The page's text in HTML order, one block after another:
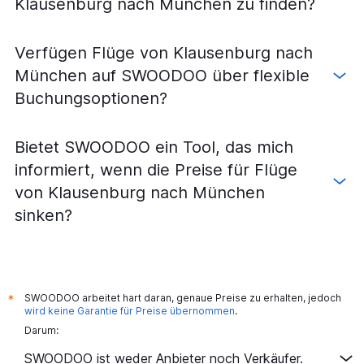
Flüge von Hermannstadt nach München
Flüge von Großwardein nach München
Flüge von Hermannstadt nach Memmingen
Flüge von Klausenburg nach Memmingen
Flüge von Klausenburg nach Weeze, Niederrhein
Flüge von Iași nach Weeze, Niederrhein
Flüge von Timișoara nach Hamburg
Flüge von Hermannstadt nach Frankfurt am Main
Flüge von Klausenburg nach Hamburg
Flüge von Bukarest Otopeni nach Friedrichshafen
Klausenburg nach München zu finden?
Verfügen Flüge von Klausenburg nach
München auf SWOODOO über flexible
Buchungsoptionen?
Bietet SWOODOO ein Tool, das mich
informiert, wenn die Preise für Flüge
von Klausenburg nach München
sinken?
*
SWOODOO arbeitet hart daran, genaue Preise zu erhalten, jedoch
wird keine Garantie für Preise übernommen.
Darum:
SWOODOO ist weder Anbieter noch Verkäufer.